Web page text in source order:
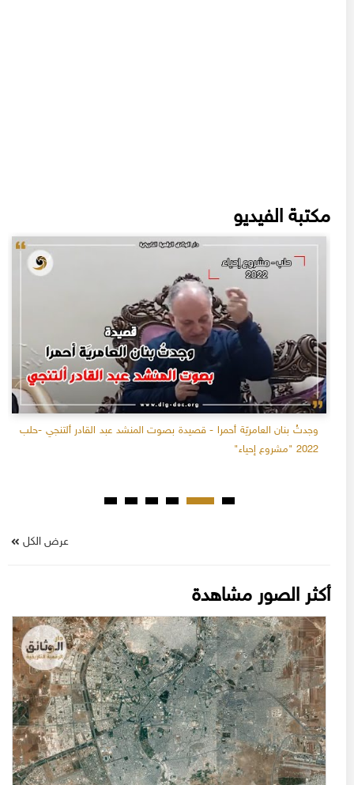
مكتبة الفيديو
وجدتُ بنان العامريَة أحمرا - قصيدة بصوت المنشد عبد القادر ألتنجي -حلب
2022 "مشروع إحياء"
عرض الكل
أكثر الصور مشاهدة